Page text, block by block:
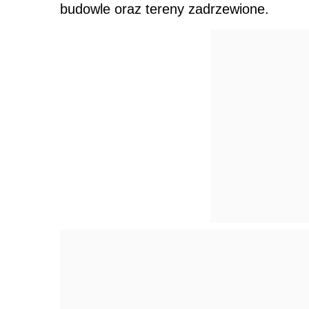
budowle oraz tereny zadrzewione.